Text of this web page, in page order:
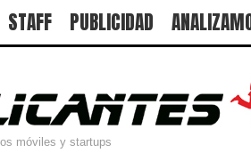
STAFF PUBLICIDAD
móviles y startups